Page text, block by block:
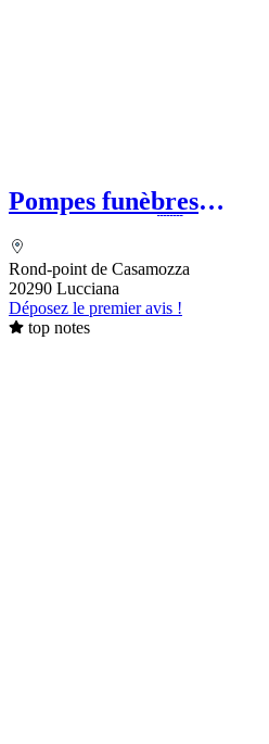
Pompes funèbres
Rond-point de Casamozza
20290 Lucciana
Déposez le premier avis !
top notes